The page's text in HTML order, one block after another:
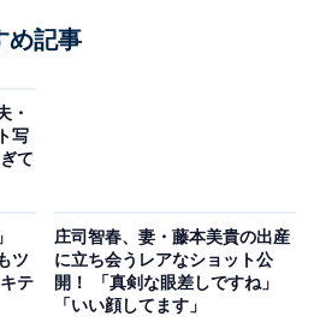
め記事
・
写
て
ツ
テ
庄司智春、妻・藤本美貴の出産
に立ち会うレアなショット公
開！ 「真剣な眼差しですね」
「いい顔してます」